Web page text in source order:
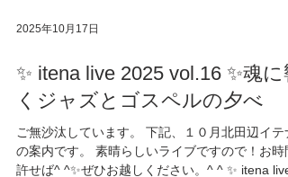
2025年10月17日
✨ itena live 2025 vol.16 ✨魂に
くジャズとゴスペルの夕べ